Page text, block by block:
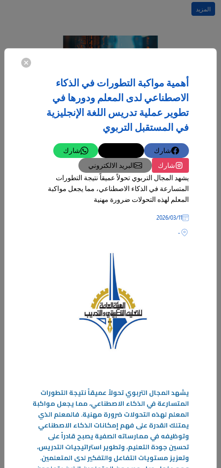
المزيد
تشهد التكنولوجيا في العصر الحديث تطورًا متسارعًا، ويُعد مجال الحوسبة
الكمية واحدًا من أكثر المجالات الواعدة التي قد تُحدث ثورة حقيقية في
أهمية مواكبة التطورات في الذكاء
الاصطناعي لدى المعلم ودورها في
تطوير عملية تدريس اللغة الإنجليزية
في المستقبل التربوي
شارك
شارك
شارك
البريد الالكتروني
يشهد المجال التربوي تحولاً عميقاً نتيجة التطورات
المتسارعة في الذكاء الاصطناعي، مما يجعل مواكبة
المعلم لهذه التحولات ضرورة مهنية
11‏/03‏/2026
-
يشهد المجال التربوي تحولاً عميقاً نتيجة التطورات
المتسارعة في الذكاء الاصطناعي، مما يجعل مواكبة
المعلم لهذه التحولات ضرورة مهنية. فالمعلم الذي
يمتلك القدرة على فهم إمكانات الذكاء الاصطناعي
وتوظيفه في ممارساته الصفية يصبح قادراً على
تحسين جودة التعليم، وتطوير استراتيجيات التدريس،
وتعزيز مستويات التفاعل والتفكير لدى المتعلمين.